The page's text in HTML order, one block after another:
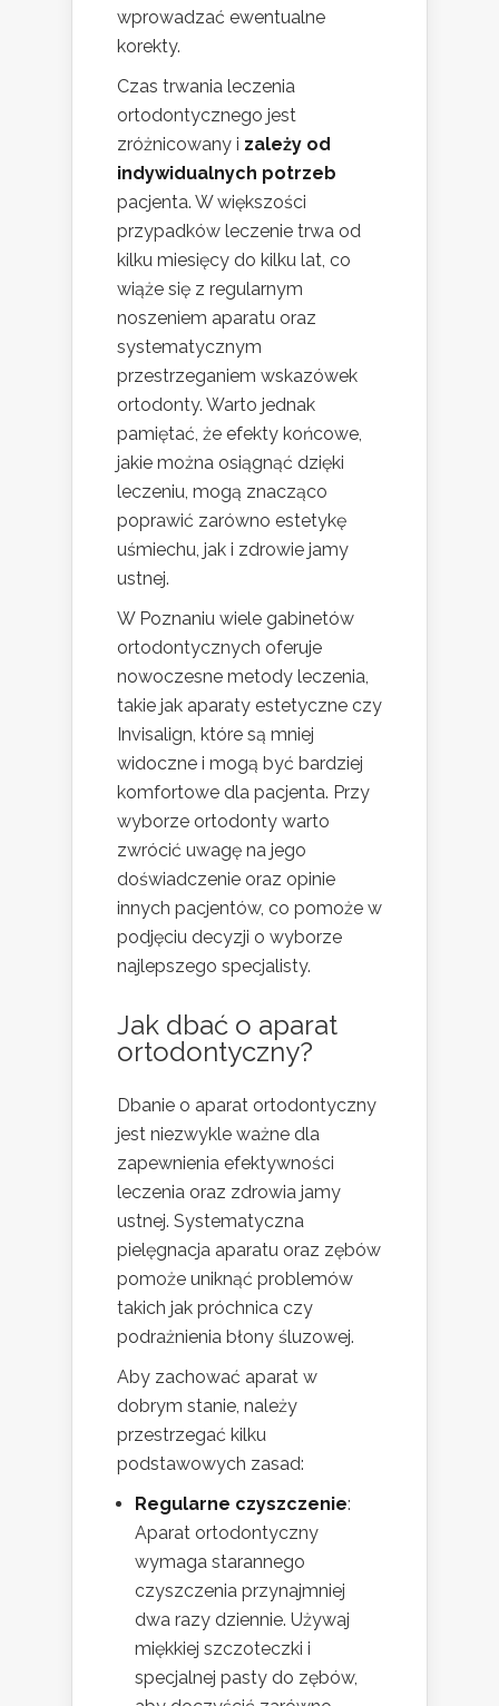
wprowadzać ewentualne
korekty.
Czas trwania leczenia
ortodontycznego jest
zróżnicowany i zależy od
indywidualnych potrzeb
pacjenta. W większości
przypadków leczenie trwa od
kilku miesięcy do kilku lat, co
wiąże się z regularnym
noszeniem aparatu oraz
systematycznym
przestrzeganiem wskazówek
ortodonty. Warto jednak
pamiętać, że efekty końcowe,
jakie można osiągnąć dzięki
leczeniu, mogą znacząco
poprawić zarówno estetykę
uśmiechu, jak i zdrowie jamy
ustnej.
W Poznaniu wiele gabinetów
ortodontycznych oferuje
nowoczesne metody leczenia,
takie jak aparaty estetyczne czy
Invisalign, które są mniej
widoczne i mogą być bardziej
komfortowe dla pacjenta. Przy
wyborze ortodonty warto
zwrócić uwagę na jego
doświadczenie oraz opinie
innych pacjentów, co pomoże w
podjęciu decyzji o wyborze
najlepszego specjalisty.
Jak dbać o aparat
ortodontyczny?
Dbanie o aparat ortodontyczny
jest niezwykle ważne dla
zapewnienia efektywności
leczenia oraz zdrowia jamy
ustnej. Systematyczna
pielęgnacja aparatu oraz zębów
pomoże uniknąć problemów
takich jak próchnica czy
podrażnienia błony śluzowej.
Aby zachować aparat w
dobrym stanie, należy
przestrzegać kilku
podstawowych zasad:
Regularne czyszczenie:
Aparat ortodontyczny
wymaga starannego
czyszczenia przynajmniej
dwa razy dziennie. Używaj
miękkiej szczoteczki i
specjalnej pasty do zębów,